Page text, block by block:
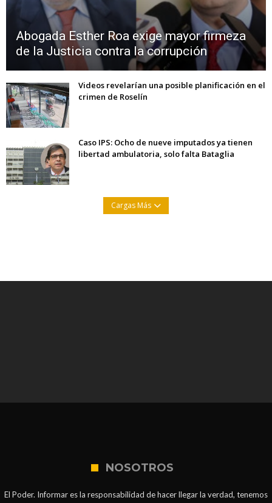
Abogada Esther Roa exige mayor firmeza
de la Justicia contra la corrupción
Videos revelarían una posible planificación en el
crimen de Roselín
Caso IPS: Ocho de nueve imputados ya tienen
libertad ambulatoria, solo falta Bataglia
Cargas Más
NOSOTROS
El Poder. Informar es la responsabilidad de hacer llegar la verdad, tenemos